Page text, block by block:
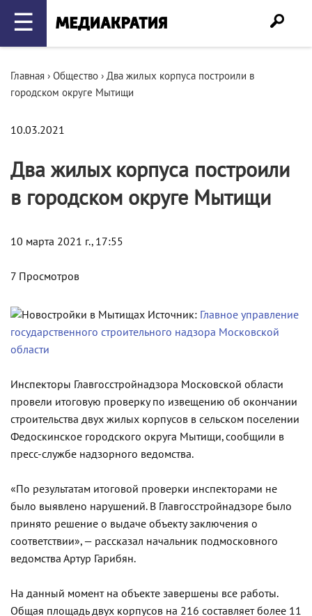
☰
Главная › Общество › Два жилых корпуса построили в
городском округе Мытищи
10.03.2021
Два жилых корпуса построили
в городском округе Мытищи
10 марта 2021 г., 17:55
7 Просмотров
Источник: Главное управление
государственного строительного надзора Московской
области
Инспекторы Главгосстройнадзора Московской области
провели итоговую проверку по извещению об окончании
строительства двух жилых корпусов в сельском поселении
Федоскинское городского округа Мытищи, сообщили в
пресс-службе надзорного ведомства.
«По результатам итоговой проверки инспекторами не
было выявлено нарушений. В Главгосстройнадзоре было
принято решение о выдаче объекту заключения о
соответствии», — рассказал начальник подмосковного
ведомства Артур Гарибян.
На данный момент на объекте завершены все работы.
Общая площадь двух корпусов на 216 составляет более 11